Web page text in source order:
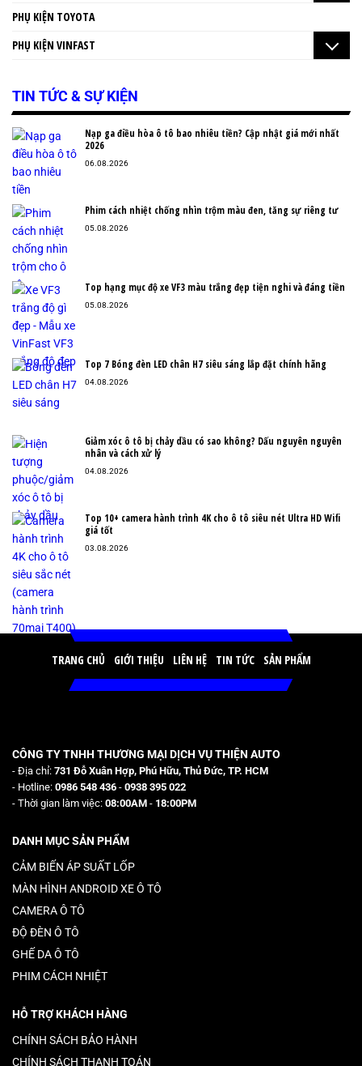
PHỤ KIỆN TOYOTA
PHỤ KIỆN VINFAST
TIN TỨC & SỰ KIỆN
Nạp ga điều hòa ô tô bao nhiêu tiền? Cập nhật giá mới nhất
2026
06.08.2026
Phim cách nhiệt chống nhìn trộm màu đen, tăng sự riêng tư
05.08.2026
Top hạng mục độ xe VF3 màu trắng đẹp tiện nghi và đáng tiền
05.08.2026
Top 7 Bóng đèn LED chân H7 siêu sáng lắp đặt chính hãng
04.08.2026
Giảm xóc ô tô bị chảy dầu có sao không? Dấu nguyên nguyên
nhân và cách xử lý
04.08.2026
Top 10+ camera hành trình 4K cho ô tô siêu nét Ultra HD Wifi
giá tốt
03.08.2026
TRANG CHỦ GIỚI THIỆU LIÊN HỆ TIN TỨC SẢN PHẨM
CÔNG TY TNHH THƯƠNG MẠI DỊCH VỤ THIỆN AUTO
- Địa chỉ: 731 Đỗ Xuân Hợp, Phú Hữu, Thủ Đức, TP. HCM
- Hotline: 0986 548 436 - 0938 395 022
- Thời gian làm việc: 08:00AM - 18:00PM
DANH MỤC SẢN PHẨM
CẢM BIẾN ÁP SUẤT LỐP
MÀN HÌNH ANDROID XE Ô TÔ
CAMERA Ô TÔ
ĐỘ ĐÈN Ô TÔ
GHẾ DA Ô TÔ
PHIM CÁCH NHIỆT
HỖ TRỢ KHÁCH HÀNG
CHÍNH SÁCH BẢO HÀNH
CHÍNH SÁCH THANH TOÁN